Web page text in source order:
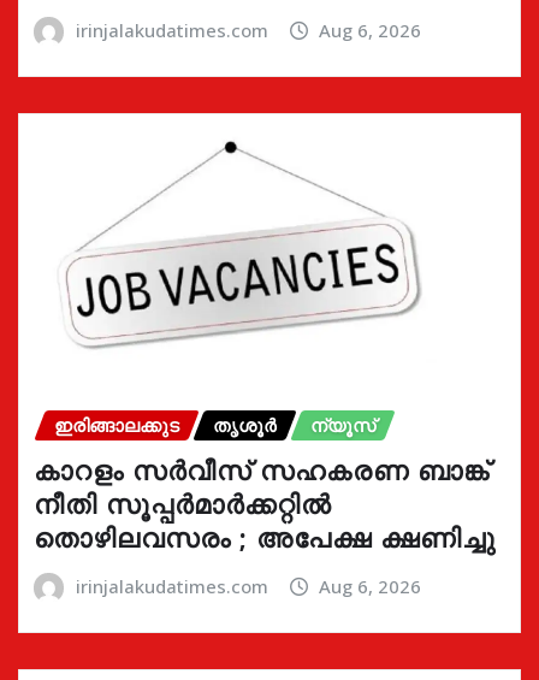
irinjalakudatimes.com Aug 6, 2026
ഇരിങ്ങാലക്കുട തൃശൂർ ന്യൂസ്
കാറളം സർവീസ് സഹകരണ ബാങ്ക്
നീതി സൂപ്പർമാർക്കറ്റിൽ
തൊഴിലവസരം ; അപേക്ഷ ക്ഷണിച്ചു
irinjalakudatimes.com Aug 6, 2026